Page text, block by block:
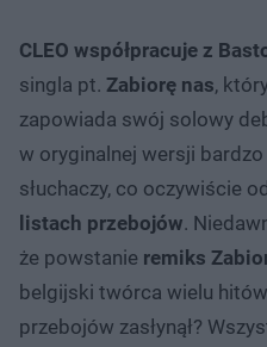
CLEO współpracuje z
singla pt. Zabiorę nas,
zapowiada swój solowy
w oryginalnej wersji bardzo
słuchaczy, co oczywiście
listach przebojów.
że powstanie remiks
belgijski twórca wielu
przebojów zasłynął?